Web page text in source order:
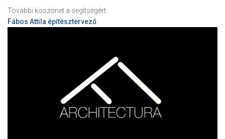
További köszönet a segítségért:
Fábos Attila építésztervező